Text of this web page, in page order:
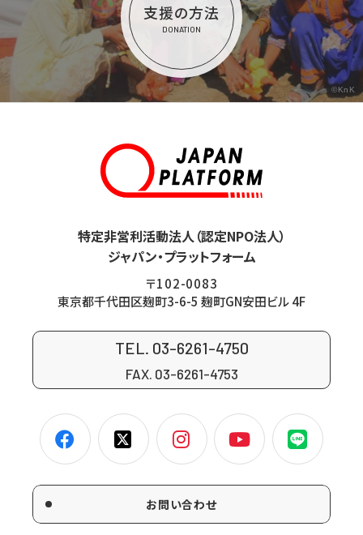
支援の方法
DONATION
©KnK
特定非営利活動法人（認定NPO法人）
ジャパン・プラットフォーム
〒102-0083
東京都千代田区麹町3-6-5 麹町GN安田ビル 4F
TEL. 03-6261-4750
FAX. 03-6261-4753
お問い合わせ